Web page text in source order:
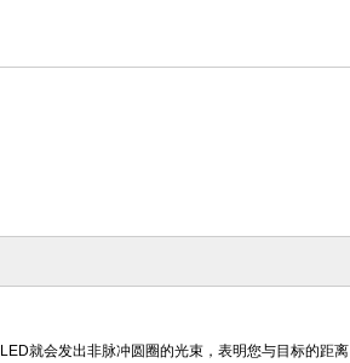
LED就会发出非脉冲圆圈的光束，表明您与目标的距离